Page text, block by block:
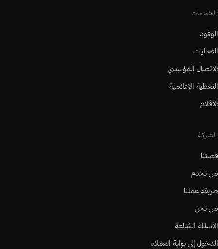
الخدمات
الوفود
الفعاليات
الاتصال المؤسسي
التغطية الإعلامية
الأفلام
الشركة
قصتنا
من نخدم
طريقة عملنا
من نحن
الأسئلة الشائعة
الدخول إلى بوابة العملاء